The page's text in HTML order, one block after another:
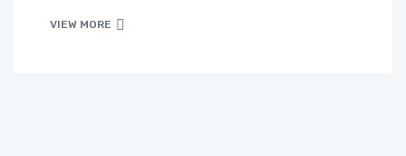
VIEW MORE